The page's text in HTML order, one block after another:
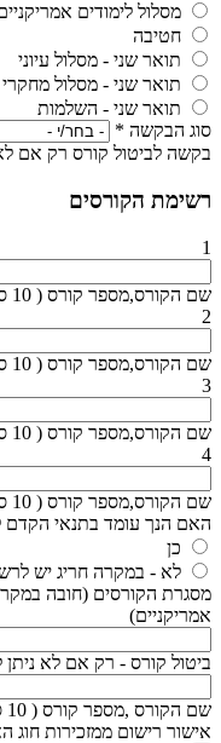
מסלול לימודים
חטיבה
תואר שני - מסלול עיוני
תואר שני - מסלול מחקרי
תואר שני - השלמות
סוג הבקשה *
בקשה לביטול קורס רק אם
רשימת הקורסים
1
שם הקורס,מספר קורס ( 10 ספרות),סמסטר
2
שם הקורס,מספר קורס ( 10 ספרות),סמסטר
3
שם הקורס,מספר קורס ( 10 ספרות),סמסטר
4
שם הקורס,מספר קורס ( 10 ספרות),סמסטר
האם הנך עומד בתנאי הקדם
כן
לא - במקרה חריג יש
מסגרת הקורסים (חובה במקרה
אמריקניים)
ביטול קורס - רק אם לא
שם הקורס ,מספר קורס ( 10 ספרות),סמסטר
אישור רישום ממזכירות חוג